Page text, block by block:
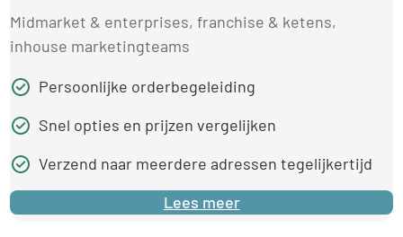
Midmarket & enterprises, franchise & ketens,
inhouse marketingteams
Persoonlijke orderbegeleiding
Snel opties en prijzen vergelijken
Verzend naar meerdere adressen tegelijkertijd
Lees meer